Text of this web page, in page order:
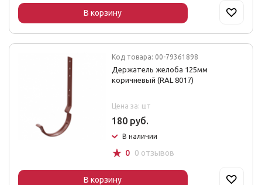
В корзину
Код товара: 00-79361898
Держатель желоба 125мм
коричневый (RAL 8017)
Цена за: шт
180 руб.
В наличии
☆ 0 0 отзывов
В корзину